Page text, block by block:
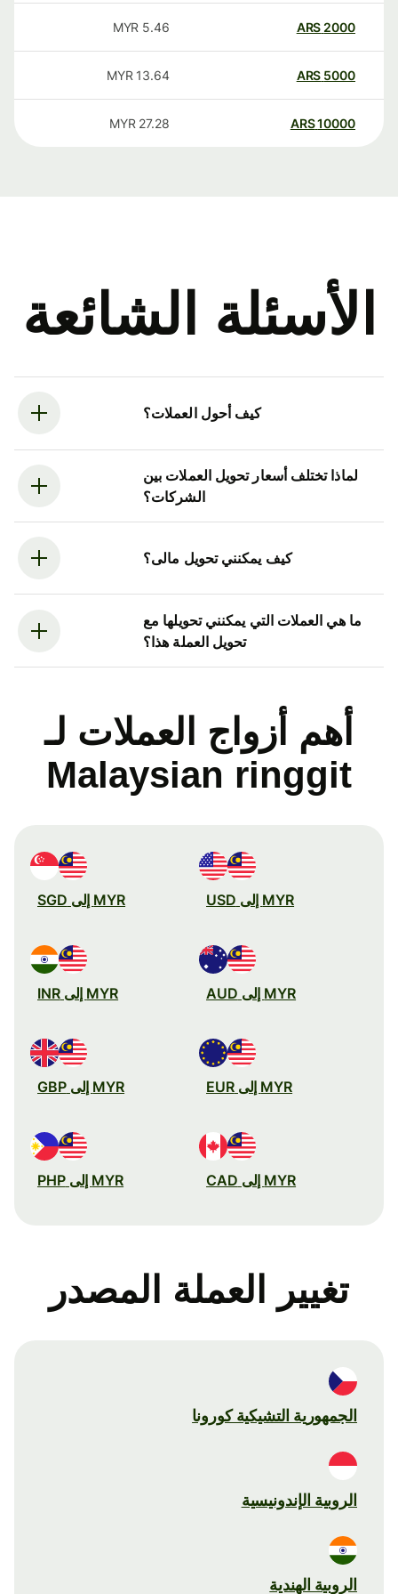
2000
ARS
5.46
MYR
5000
ARS
13.64
MYR
10000
ARS
27.28
MYR
الأسئلة الشائعة
كيف أحول العملات؟
لماذا تختلف أسعار تحويل العملات بين
الشركات؟
كيف يمكنني تحويل مالى؟
ما هي العملات التي يمكنني تحويلها مع
تحويل العملة هذا؟
أهم أزواج العملات لـ
Malaysian ringgit
MYR إلى USD MYR إلى SGD
MYR إلى AUD MYR إلى INR
MYR إلى EUR MYR إلى GBP
MYR إلى CAD MYR إلى PHP
تغيير العملة المصدر
الجمهورية التشيكية كورونا
الروبية الإندونيسية
الروبية الهندية